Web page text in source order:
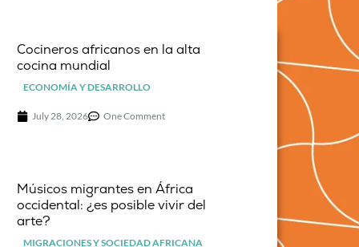
Cocineros africanos en la alta
cocina mundial
ECONOMÍA Y DESARROLLO
July 28, 2026 One Comment
Músicos migrantes en África
occidental: ¿es posible vivir del
arte?
MIGRACIONES Y SOCIEDAD AFRICANA